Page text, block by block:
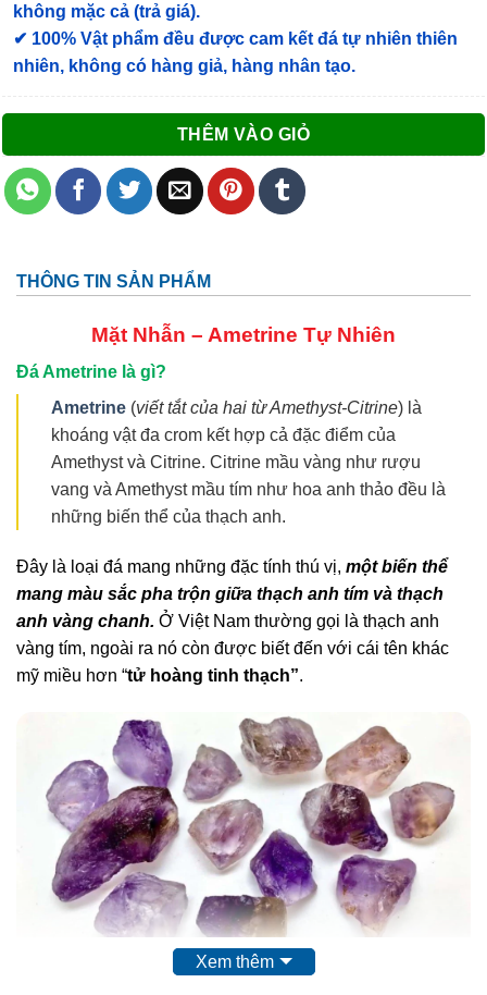
không mặc cả (trả giá).
✔ 100% Vật phẩm đều được cam kết đá tự nhiên thiên
nhiên, không có hàng giả, hàng nhân tạo.
THÊM VÀO GIỎ
THÔNG TIN SẢN PHẨM
Mặt Nhẫn – Ametrine Tự Nhiên
Đá Ametrine là gì?
Ametrine (viết tắt của hai từ Amethyst-Citrine) là
khoáng vật đa crom kết hợp cả đặc điểm của
Amethyst và Citrine. Citrine mầu vàng như rượu
vang và Amethyst mầu tím như hoa anh thảo đều là
những biến thể của thạch anh.
Đây là loại đá mang những đặc tính thú vị, một biến thể
mang màu sắc pha trộn giữa thạch anh tím và thạch
anh vàng chanh. Ở Việt Nam thường gọi là thạch anh
vàng tím, ngoài ra nó còn được biết đến với cái tên khác
mỹ miều hơn “tử hoàng tinh thạch”.
Xem thêm